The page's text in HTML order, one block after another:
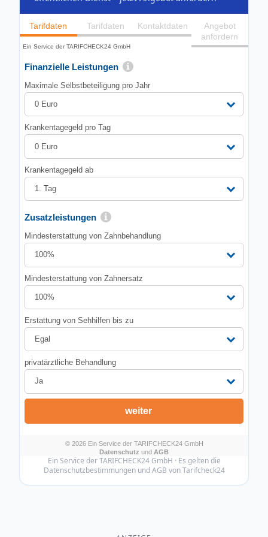
Ein Service der TARIFCHECK24 GmbH · Es gelten die
Datenschutzbestimmungen und AGB von Tarifcheck24